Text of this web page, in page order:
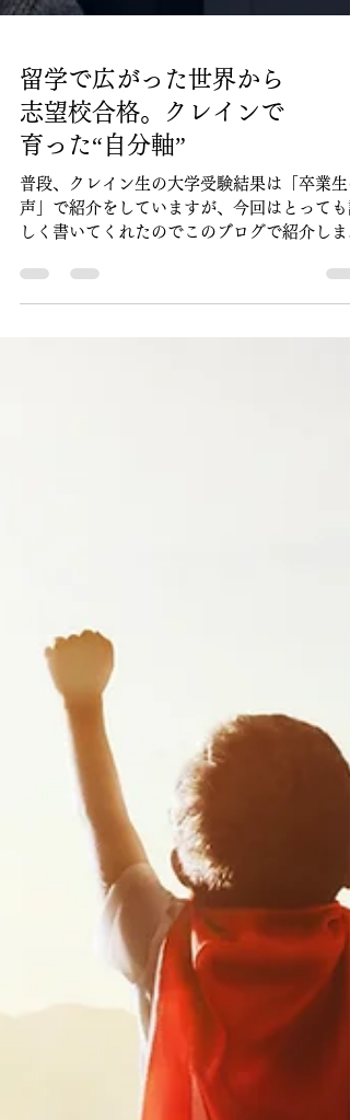
留学で広がった世界から
志望校合格。クレインで
育った“自分軸”
普段、クレイン生の大学受験結果は「卒業生
しく書いてくれたのでこのブログで紹介しま
す。彼女は、私が前任校で最後に担当をした
校三年生の初め頃から、高校留学帰国後の大
受験に向けてのIELTS対策、志望理由書制作
自己探求、面接対策をしていただきました。
ず始めに、原田先生との個別授業の魅力につ
てです。以下でそれぞれの授業について詳し
述べますが、まずは先生の授業を通して私が
く感じたこと